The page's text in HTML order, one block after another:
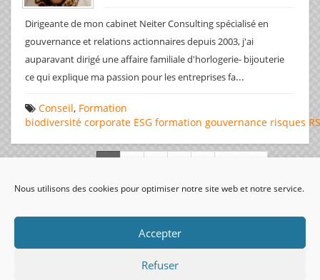
Nous utilisons des cookies pour optimiser notre site web et notre service.
Accepter
Refuser
Dirigeante de mon cabinet Neiter Consulting spécialisé en
gouvernance et relations actionnaires depuis 2003, j'ai
auparavant dirigé une affaire familiale d'horlogerie- bijouterie
ce qui explique ma passion pour les entreprises fa...
Conseil, Formation
biodiversité corporate ESG formation gouvernance risques
visiteurs uniques: